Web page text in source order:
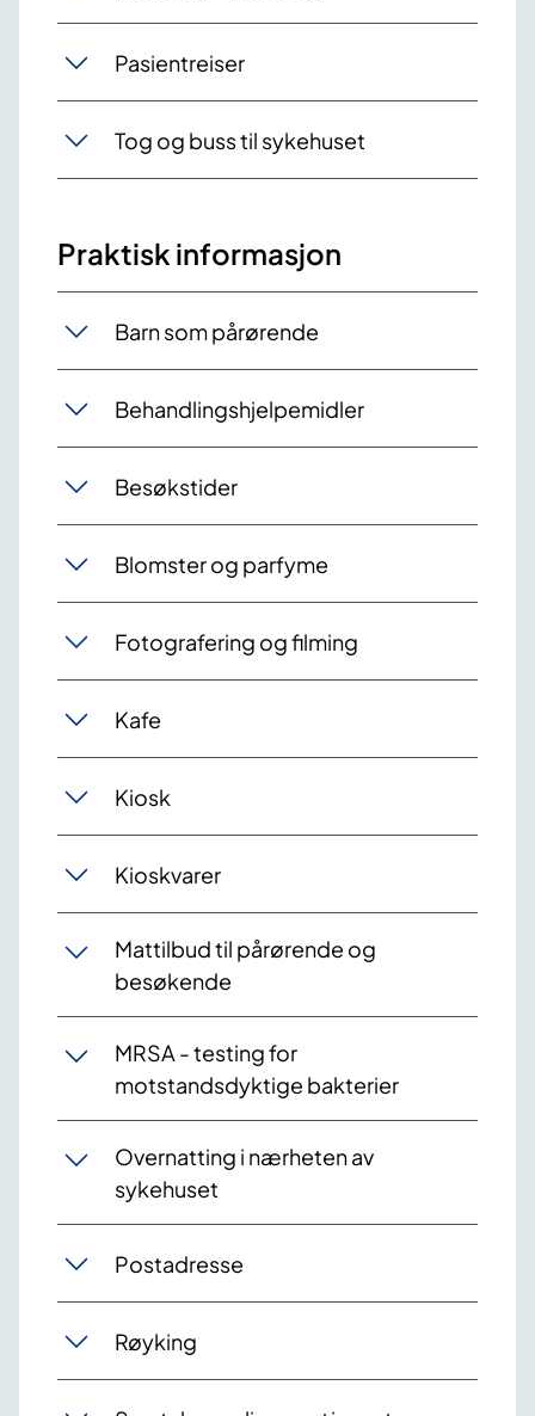
Pasientreiser
Tog og buss til sykehuset
Praktisk informasjon
Barn som pårørende
Behandlingshjelpemidler
Besøkstider
Blomster og parfyme
Fotografering og filming
Kafe
Kiosk
Kioskvarer
Mattilbud til pårørende og
besøkende
MRSA - testing for
motstandsdyktige bakterier
Overnatting i nærheten av
sykehuset
Postadresse
Røyking